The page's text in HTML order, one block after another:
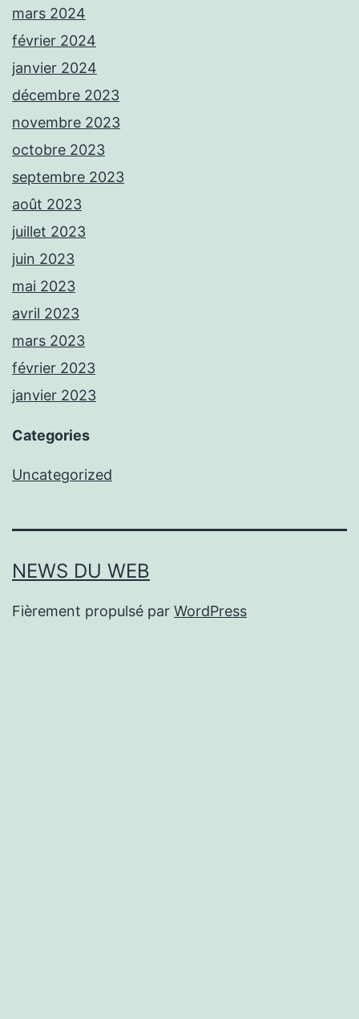
mars 2024
février 2024
janvier 2024
décembre 2023
novembre 2023
octobre 2023
septembre 2023
août 2023
juillet 2023
juin 2023
mai 2023
avril 2023
mars 2023
février 2023
janvier 2023
Categories
Uncategorized
NEWS DU WEB
Fièrement propulsé par WordPress